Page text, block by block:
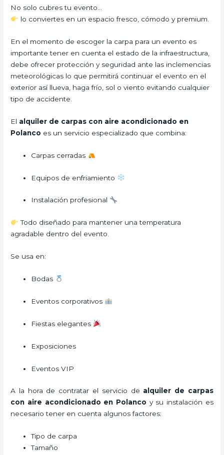
No solo cubres tu evento…
lo conviertes en un espacio fresco, cómodo y premium.
En el momento de escoger la carpa para un evento es
importante tener en cuenta el estado de la infraestructura,
debe ofrecer protección y seguridad ante las inclemencias
meteorológicas lo que permitirá continuar el evento en el
exterior así llueva, haga frío, sol o viento evitando cualquier
tipo de accidente.
El alquiler de carpas con aire acondicionado en
Polanco es un servicio especializado que combina:
Carpas cerradas
Equipos de enfriamiento
Instalación profesional
Todo diseñado para mantener una temperatura
agradable dentro del evento.
Se usa en:
Bodas
Eventos corporativos
Fiestas elegantes
Exposiciones
Eventos VIP
A la hora de contratar el servicio de alquiler de carpas
con aire acondicionado en Polanco y su instalación es
necesario tener en cuenta algunos factores:
Tipo de carpa
Tamaño